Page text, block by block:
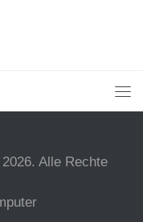
Alle Rechte